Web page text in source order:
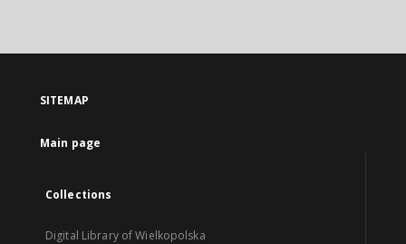
SITEMAP
Main page
Collections
Digital Library of Wielkopolska